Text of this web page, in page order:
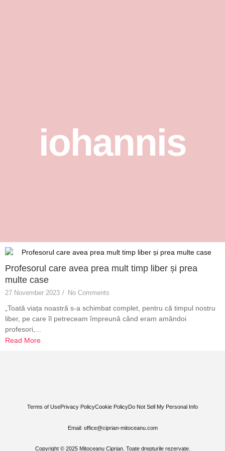
iohannis
Profesorul care avea prea mult timp liber și prea
multe case
27 November 2023 / No Comments
„Toată viața noastră s-a schimbat complet, pentru că timpul nostru
liber, pe care îl petreceam împreună când eram amândoi
profesori,...
Read More
Terms of UsePrivacy PolicyCookie PolicyDo Not Sell My Personal Info
Email: office@ciprian-mitoceanu.com
Copyright © 2025 Mitoceanu Ciprian. Toate drepturile rezervate.